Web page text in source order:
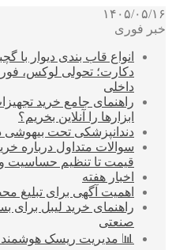
۱۴۰۵/۰۵/۱۶
خبر فوری
انواع قاب بندی دیوار با
دکارت؛ تحولی لوکس،
داخلی
راهنمای جامع خرید
ابزارها را آنلاین بخریم؟
دندانپزشکی تحت بیهوشی
سوالات متداول درباره
قیمت تا تنظیم حساسیت
اخبار هفته
اهمیت آگهی برای تبلیغ
راهنمای خرید لیبل برای
صنعتی
📊 مدیریت ریسک هوشمند